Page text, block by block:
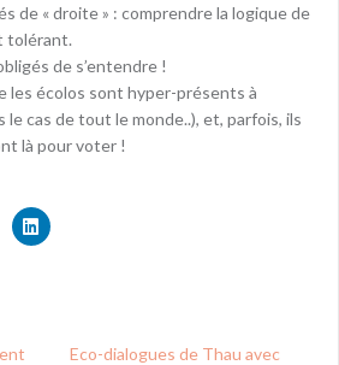
de « droite » : comprendre la logique de
tolérant.
de s’entendre !
les écolos sont hyper-présents à
le cas de tout le monde..), et, parfois, ils
là pour voter !
Eco-dialogues de Thau avec